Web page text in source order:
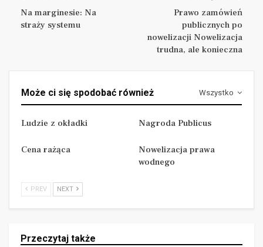
Ludzie z okładki
.
Cena rażąca
źródło: www.uzp.gov.pl
Na marginesie: Na
straży systemu
Prawo zamówień
publicznych po
nowelizacji Nowelizacja
trudna, ale konieczna
Wszystko
Może ci się spodobać również
Ludzie z okładki Nagroda Publicus
Cena rażąca
Nowelizacja prawa
wodnego
PREV NEXT
Przeczytaj także